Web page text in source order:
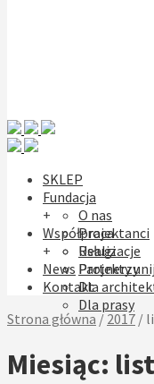
SKLEP
Fundacja
O nas
Projektanci
Realizacje
Projekty
+
Współpraca
Usługi
Partnerzy
Dla
Dla prasy
+
News
Kontakt
Strona główna / 2017 /
Miesiąc: